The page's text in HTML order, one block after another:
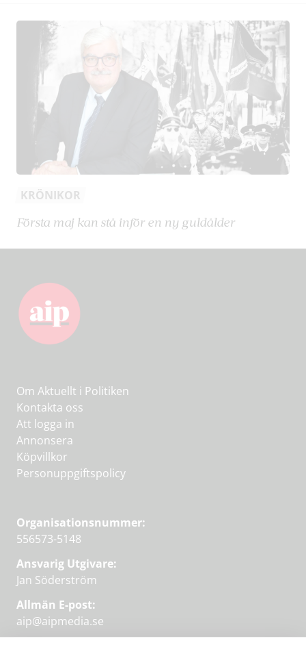
KRÖNIKOR
Första maj kan stå inför en ny guldålder
Om Aktuellt i Politiken
Kontakta oss
Att logga in
Annonsera
Köpvillkor
Personuppgiftspolicy
Organisationsnummer:
556573-5148
Ansvarig Utgivare:
Jan Söderström
Allmän E-post:
aip@aipmedia.se